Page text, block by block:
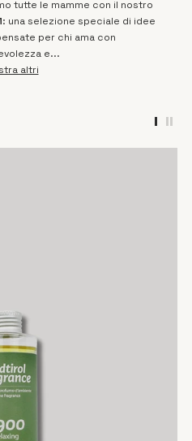
tutte le mamme con il nostro
: una selezione speciale di idee
per chi ama con
e...
altri